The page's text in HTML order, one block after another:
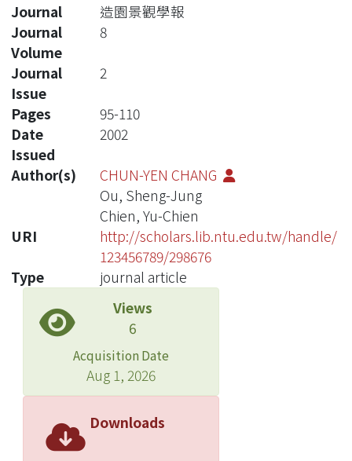
Journal
造園景觀學報
Journal
Volume
8
Journal
Issue
2
Pages
95-110
Date
Issued
2002
Author(s)
CHUN-YEN CHANG
Ou, Sheng-Jung
Chien, Yu-Chien
URI
http://scholars.lib.ntu.edu.tw/handle/
123456789/298676
Type
journal article
Views
6
Acquisition Date
Aug 1, 2026
Downloads